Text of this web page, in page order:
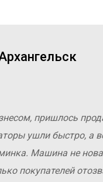
пришлось
ушли быстро, а
Машина не
покупателей